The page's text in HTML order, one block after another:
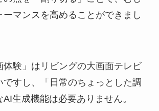
ーマンスを高めることができまし
体験」はリビングの大画面テレビ
ですし、「日常のちょっとした調
生成機能は必要ありません。